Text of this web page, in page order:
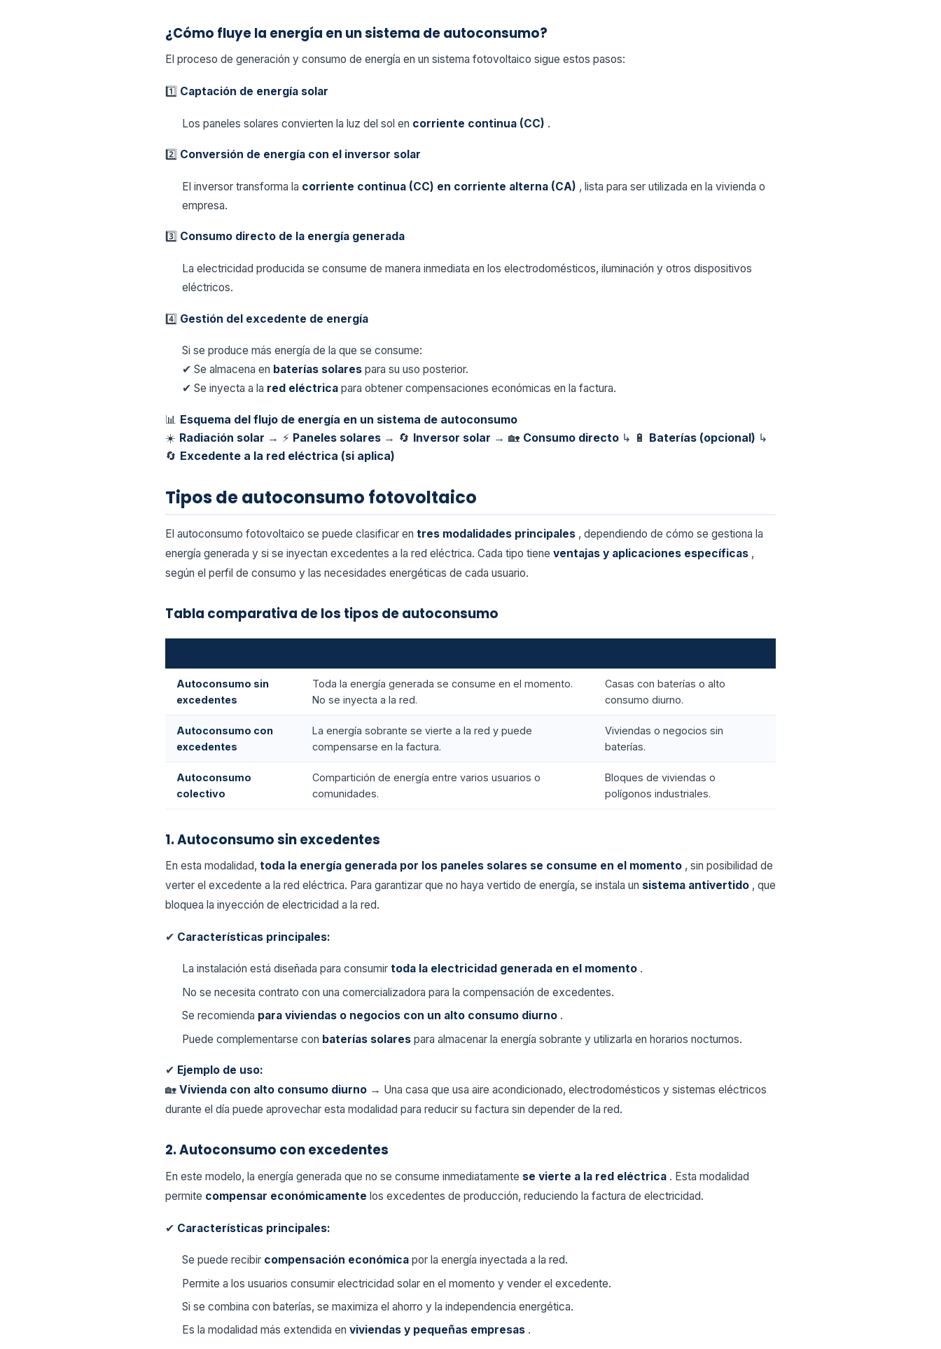
¿Cómo fluye la energía en un sistema de autoconsumo?
El proceso de generación y consumo de energía en un sistema fotovoltaico sigue estos pasos:
1️⃣ Captación de energía solar
Los paneles solares convierten la luz del sol en corriente continua (CC) .
2️⃣ Conversión de energía con el inversor solar
El inversor transforma la corriente continua (CC) en corriente alterna (CA) , lista para ser utilizada en la vivienda o
empresa.
3️⃣ Consumo directo de la energía generada
La electricidad producida se consume de manera inmediata en los electrodomésticos, iluminación y otros dispositivos
eléctricos.
4️⃣ Gestión del excedente de energía
Si se produce más energía de la que se consume:
✔ Se almacena en baterías solares para su uso posterior.
✔ Se inyecta a la red eléctrica para obtener compensaciones económicas en la factura.
📊 Esquema del flujo de energía en un sistema de autoconsumo
☀️ Radiación solar → ⚡ Paneles solares → 🔄 Inversor solar → 🏡 Consumo directo ↳ 🔋 Baterías (opcional) ↳
🔄 Excedente a la red eléctrica (si aplica)
Tipos de autoconsumo fotovoltaico
El autoconsumo fotovoltaico se puede clasificar en tres modalidades principales , dependiendo de cómo se gestiona la
energía generada y si se inyectan excedentes a la red eléctrica. Cada tipo tiene ventajas y aplicaciones específicas ,
según el perfil de consumo y las necesidades energéticas de cada usuario.
Tabla comparativa de los tipos de autoconsumo
Autoconsumo sin
excedentes
Toda la energía generada se consume en el momento.
No se inyecta a la red.
Casas con baterías o alto
consumo diurno.
Autoconsumo con
excedentes
La energía sobrante se vierte a la red y puede
compensarse en la factura.
Viviendas o negocios sin
baterías.
Autoconsumo
colectivo
Compartición de energía entre varios usuarios o
comunidades.
Bloques de viviendas o
polígonos industriales.
1. Autoconsumo sin excedentes
En esta modalidad, toda la energía generada por los paneles solares se consume en el momento , sin posibilidad de
verter el excedente a la red eléctrica. Para garantizar que no haya vertido de energía, se instala un sistema antivertido , que
bloquea la inyección de electricidad a la red.
✔ Características principales:
La instalación está diseñada para consumir toda la electricidad generada en el momento .
No se necesita contrato con una comercializadora para la compensación de excedentes.
Se recomienda para viviendas o negocios con un alto consumo diurno .
Puede complementarse con baterías solares para almacenar la energía sobrante y utilizarla en horarios nocturnos.
✔ Ejemplo de uso:
🏡 Vivienda con alto consumo diurno → Una casa que usa aire acondicionado, electrodomésticos y sistemas eléctricos
durante el día puede aprovechar esta modalidad para reducir su factura sin depender de la red.
2. Autoconsumo con excedentes
En este modelo, la energía generada que no se consume inmediatamente se vierte a la red eléctrica . Esta modalidad
permite compensar económicamente los excedentes de producción, reduciendo la factura de electricidad.
✔ Características principales:
Se puede recibir compensación económica por la energía inyectada a la red.
Permite a los usuarios consumir electricidad solar en el momento y vender el excedente.
Si se combina con baterías, se maximiza el ahorro y la independencia energética.
Es la modalidad más extendida en viviendas y pequeñas empresas .